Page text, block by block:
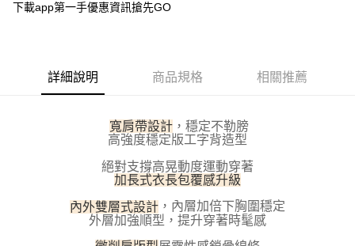
【關於「AFTEE先享後付」】
２．便利：只要手機號碼，簡訊認證，即可結帳。
１．於結帳方式選擇「AFTEE先享後付」後，將跳轉至「AFTEE先享後付」
結帳頁面，進行簡訊認證並確認金額後，即可完成結帳。
２．訂單成立數日內，您將收到繳費通知簡訊。
３．收到繳費通知簡訊後14天內，點擊此簡訊中的連結，可透過四大超商／
ATM／網路銀行／等多元方式進行付款，方視為交易完成。
※ 請注意：結帳手續完成當下不需立刻繳費，但若您需要取消訂單，請聯絡
購買商品的店家。未經商家同意取消之訂單仍視為有效，需透過AFTEE先享
後付繳納相關費用。
※ 交易是否成功請以「AFTEE先享後付 」之結帳頁面顯示為準，若有關於
全家取貨付款
每筆NT$100，滿NT$800(含以上)免運費
每筆NT$100，滿NT$800(含以上)免運費
下載app第一手優惠資訊搶先GO
詳細說明 商品規格 相關推薦
寬肩帶設計 ，穩定不勒膀
高強度穩定版工字背造型
絕對支撐高晃動度運動穿著
加長式衣長包覆感升級
內外雙層式設計 ，內層加倍下胸圍穩定
外層加強順型，提升穿著時髦感